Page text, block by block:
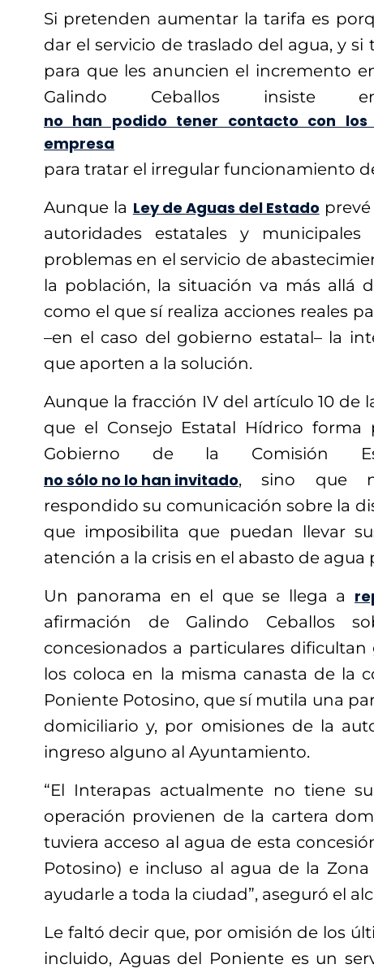
Si pretenden aumentar la tarifa es
dar el servicio de traslado del agua, y
para que les anuncien el incremento
Galindo Ceballos insiste
no han podido tener contacto con
empresa
para tratar el irregular funcionamiento
Aunque la Ley de Aguas del Estado
autoridades estatales y
problemas en el servicio de
la población, la situación va más allá
como el que sí realiza acciones reales
–en el caso del gobierno estatal– la
que aporten a la solución.
Aunque la fracción IV del artículo 10 de
que el Consejo Estatal Hídrico
Gobierno de la Comisión
no sólo no lo han invitado, sino que
respondido su comunicación sobre la
que imposibilita que puedan llevar
atención a la crisis en el abasto de agua
Un panorama en el que se llega a
afirmación de Galindo Ceballos
concesionados a particulares
los coloca en la misma canasta de la
Poniente Potosino, que sí mutila una
domiciliario y, por omisiones de la
ingreso alguno al Ayuntamiento.
“El Interapas actualmente no tiene
operación provienen de la cartera
tuviera acceso al agua de esta
Potosino) e incluso al agua de la
ayudarle a toda la ciudad”, aseguró el
Le faltó decir que, por omisión de los
incluido, Aguas del Poniente es un